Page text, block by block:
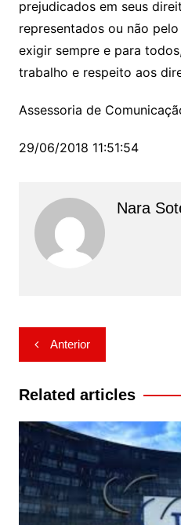
prejudicados em seus
representados ou não
exigir sempre e para
trabalho e respeito aos
Assessoria de
29/06/2018 11:51:54
Nara
Navegação
de
Post
Anterior
Related articles